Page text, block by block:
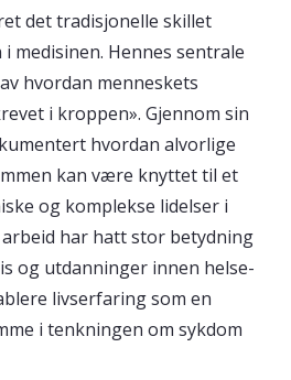
det tradisjonelle skillet
medisinen. Hennes sentrale
hvordan menneskets
i kroppen». Gjennom sin
hvordan alvorlige
kan være knyttet til et
og komplekse lidelser i
har hatt stor betydning
og utdanninger innen helse-
livserfaring som en
i tenkningen om sykdom